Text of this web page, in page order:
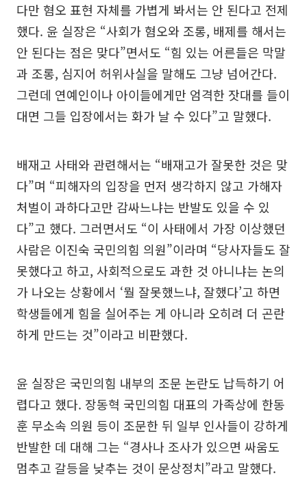
다만 혐오 표현 자체를 가볍게 봐서는 안 된다고 전제
했다. 윤 실장은 “사회가 혐오와 조롱, 배제를 해서는
안 된다는 점은 맞다”면서도 “힘 있는 어른들은 막말
과 조롱, 심지어 허위사실을 말해도 그냥 넘어간다.
그런데 연예인이나 아이들에게만 엄격한 잣대를 들이
대면 그들 입장에서는 화가 날 수 있다”고 말했다.
배재고 사태와 관련해서는 “배재고가 잘못한 것은 맞
다”며 “피해자의 입장을 먼저 생각하지 않고 가해자
처벌이 과하다고만 감싸느냐는 반발도 있을 수 있
다”고 했다. 그러면서도 “이 사태에서 가장 이상했던
사람은 이진숙 국민의힘 의원”이라며 “당사자들도 잘
못했다고 하고, 사회적으로도 과한 것 아니냐는 논의
가 나오는 상황에서 ‘뭘 잘못했느냐, 잘했다’고 하면
학생들에게 힘을 실어주는 게 아니라 오히려 더 곤란
하게 만드는 것”이라고 비판했다.
윤 실장은 국민의힘 내부의 조문 논란도 납득하기 어
렵다고 했다. 장동혁 국민의힘 대표의 가족상에 한동
훈 무소속 의원 등이 조문한 뒤 일부 인사들이 강하게
반발한 데 대해 그는 “경사나 조사가 있으면 싸움도
멈추고 갈등을 낮추는 것이 문상정치”라고 말했다.